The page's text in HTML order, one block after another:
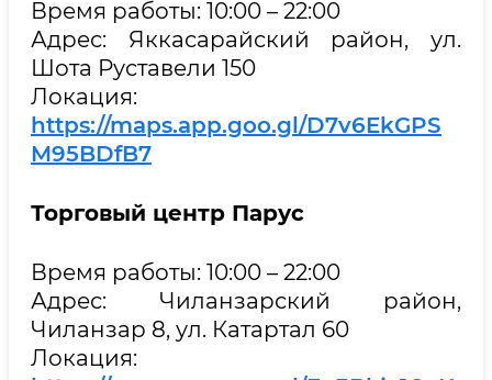
Время работы: 10:00 – 22:00
Адрес: Яккасарайский район, ул.
Шота Руставели 150
Локация:
https://maps.app.goo.gl/D7v6EkGPS
M95BDfB7
Торговый центр Парус
Время работы: 10:00 – 22:00
Адрес: Чиланзарский район,
Чиланзар 8, ул. Катартал 60
Локация: